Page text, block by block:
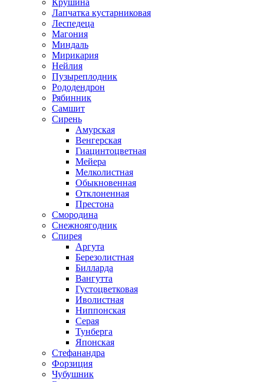
Лапчатка кустарниковая
Леспедеца
Магония
Миндаль
Мирикария
Нейлия
Пузыреплодник
Рододендрон
Рябинник
Самшит
Сирень
Амурская
Венгерская
Гиацинтоцветная
Мейера
Мелколистная
Обыкновенная
Отклоненная
Престона
Смородина
Снежноягодник
Спирея
Аргута
Березолистная
Билларда
Вангутта
Густоцветковая
Иволистная
Ниппонская
Серая
Тунберга
Японская
Стефанандра
Форзиция
Чубушник